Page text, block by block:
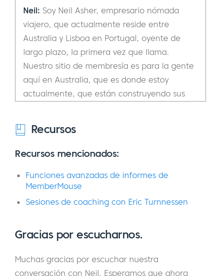
Neil: Soy Neil Asher, empresario nómada
viajero, que actualmente reside entre
Australia y Lisboa en Portugal, oyente de
largo plazo, la primera vez que llama.
Nuestro sitio de membresía es para la gente
aquí en Australia, que es donde estoy
actualmente, que están construyendo sus
comunidad para ellos, y yo también porque
tengo un montón de hacerlo, para ayudarles
menos lo básico de la misma. Tenemos un
poco menos de 1.800 miembros ahora en
nuestra plataforma y lo hemos estado
cuarto año que hemos estado haciendo.
Eric:¿Cuál es la URL del sitio en el que utiliza
MemberMouse?
Recursos
Recursos mencionados:
Funciones avanzadas de informes de
MemberMouse
Sesiones de coaching con Eric Turnnessen
Gracias por escucharnos.
Muchas gracias por escuchar nuestra
conversación con Neil. Esperamos que ahora